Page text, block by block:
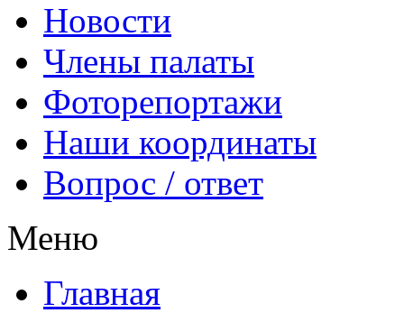
Новости
Члены палаты
Фоторепортажи
Наши координаты
Вопрос / ответ
Меню
Главная